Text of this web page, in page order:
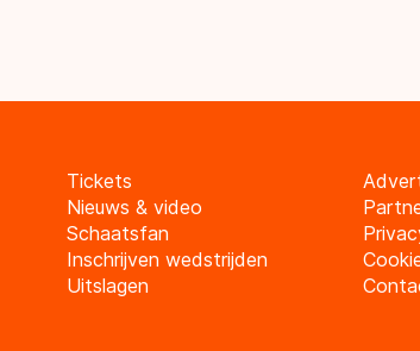
Tickets
Nieuws & video
Schaatsfan
Inschrijven wedstrijden
Uitslagen